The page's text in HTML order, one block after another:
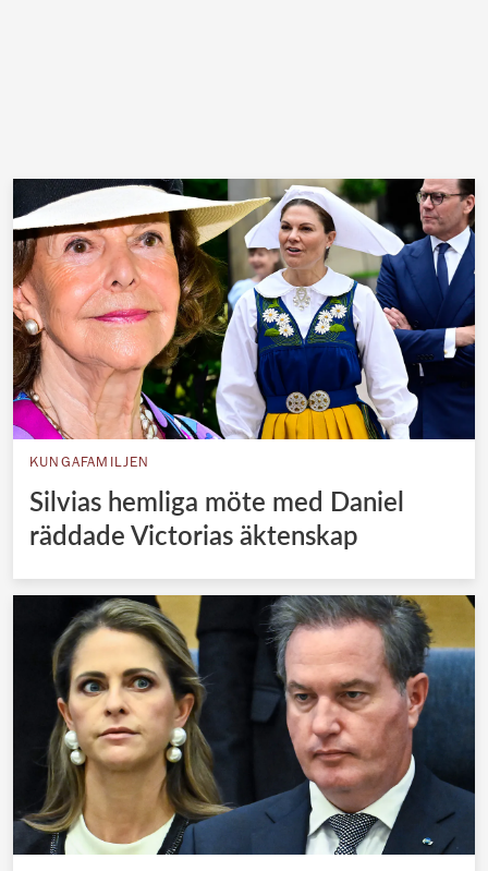
KUNGAFAMILJEN
Silvias hemliga möte med Daniel
räddade Victorias äktenskap